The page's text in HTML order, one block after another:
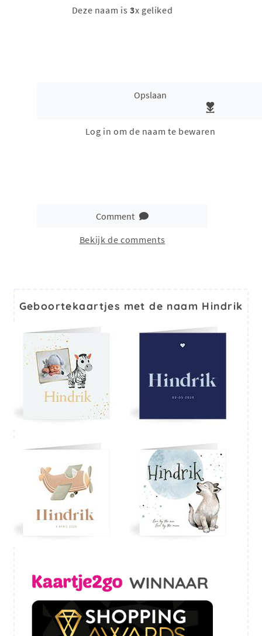
Deze naam is 3x geliked
Opslaan
Log in om de naam te bewaren
Comment
Bekijk de comments
Geboortekaartjes met de naam Hindrik